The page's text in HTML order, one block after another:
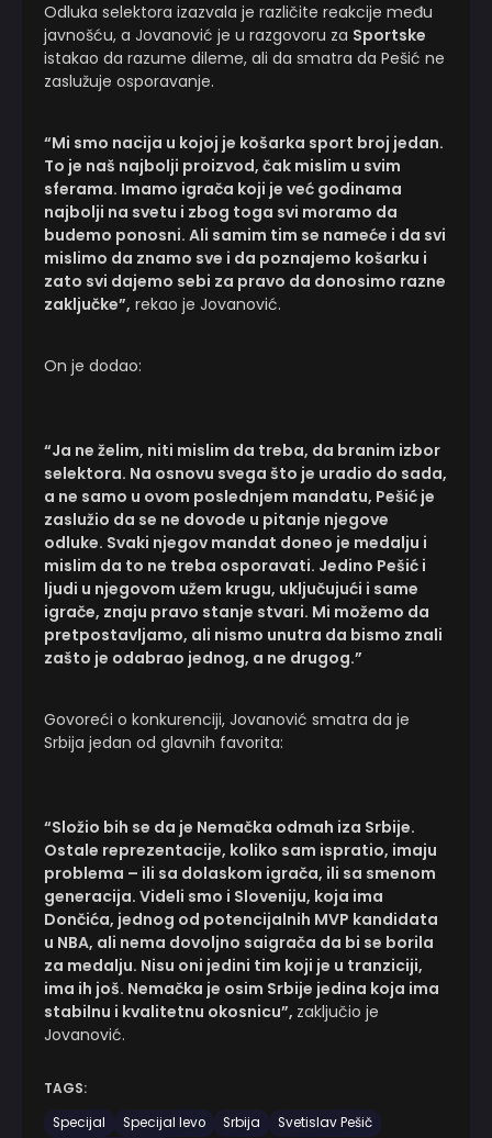
Odluka selektora izazvala je različite reakcije među
javnošću, a Jovanović je u razgovoru za Sportske
istakao da razume dileme, ali da smatra da Pešić ne
zaslužuje osporavanje.
“Mi smo nacija u kojoj je košarka sport broj jedan.
To je naš najbolji proizvod, čak mislim u svim
sferama. Imamo igrača koji je već godinama
najbolji na svetu i zbog toga svi moramo da
budemo ponosni. Ali samim tim se nameće i da svi
mislimo da znamo sve i da poznajemo košarku i
zato svi dajemo sebi za pravo da donosimo razne
zaključke”, rekao je Jovanović.
On je dodao:
“Ja ne želim, niti mislim da treba, da branim izbor
selektora. Na osnovu svega što je uradio do sada,
a ne samo u ovom poslednjem mandatu, Pešić je
zaslužio da se ne dovode u pitanje njegove
odluke. Svaki njegov mandat doneo je medalju i
mislim da to ne treba osporavati. Jedino Pešić i
ljudi u njegovom užem krugu, uključujući i same
igrače, znaju pravo stanje stvari. Mi možemo da
pretpostavljamo, ali nismo unutra da bismo znali
zašto je odabrao jednog, a ne drugog.”
Govoreći o konkurenciji, Jovanović smatra da je
Srbija jedan od glavnih favorita:
“Složio bih se da je Nemačka odmah iza Srbije.
Ostale reprezentacije, koliko sam ispratio, imaju
problema – ili sa dolaskom igrača, ili sa smenom
generacija. Videli smo i Sloveniju, koja ima
Dončića, jednog od potencijalnih MVP kandidata
u NBA, ali nema dovoljno saigrača da bi se borila
za medalju. Nisu oni jedini tim koji je u tranziciji,
ima ih još. Nemačka je osim Srbije jedina koja ima
stabilnu i kvalitetnu okosnicu”, zaključio je
Jovanović.
TAGS:
Specijal
Specijal levo Srbija Svetislav Pešič